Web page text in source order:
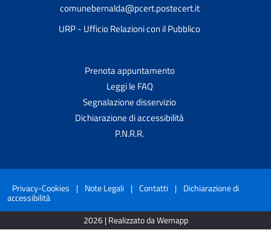
comunebernalda@pcert.postecert.it
URP - Ufficio Relazioni con il Pubblico
Prenota appuntamento
Leggi le FAQ
Segnalazione disservizio
Dichiarazione di accessibilità
P.N.R.R.
Privacy-Cookies | Note Legali | Contatti | Dichiarazione di
accessibilità
2026 | Realizzato da Wemapp